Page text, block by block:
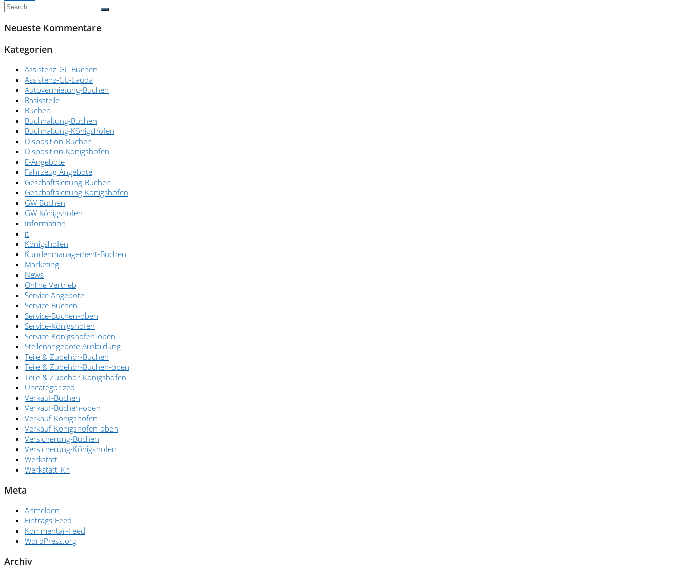
Neueste Kommentare
Kategorien
Assistenz-GL-Buchen
Assistenz-GL-Lauda
Autovermietung-Buchen
Basisstelle
Buchen
Buchhaltung-Buchen
Buchhaltung-Königshofen
Disposition-Buchen
Disposition-Königshofen
E-Angebote
Fahrzeug Angebote
Geschäftsleitung-Buchen
Geschäftsleitung-Königshofen
GW Buchen
GW Königshofen
Information
it
Königshofen
Kundenmanagement-Buchen
Marketing
News
Online Vertrieb
Service Angebote
Service-Buchen
Service-Buchen-oben
Service-Königshofen
Service-Königshofen-oben
Stellenangebote Ausbildung
Teile & Zubehör-Buchen
Teile & Zubehör-Buchen-oben
Teile & Zubehör-Königshofen
Uncategorized
Verkauf-Buchen
Verkauf-Buchen-oben
Verkauf-Königshofen
Verkauf-Königshofen-oben
Versicherung-Buchen
Versicherung-Königshofen
Werkstatt
Werkstatt_Kh
Meta
Anmelden
Eintrags-Feed
Kommentar-Feed
WordPress.org
Archiv